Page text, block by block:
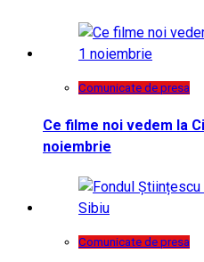
Comunicate de presa
Ce filme noi vedem la
noiembrie
Comunicate de presa